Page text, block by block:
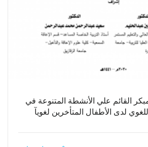
القائم علي الأنشطة المتنوعة في
لدى الأطفال المتأخرين لغويآ